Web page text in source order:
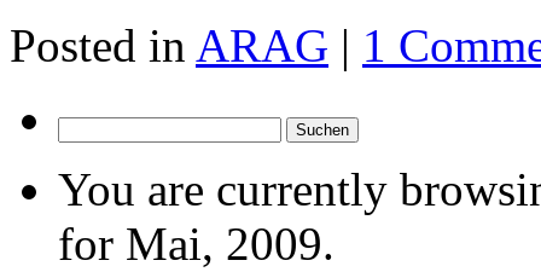
Posted in ARAG | 1
nach:
You are currently
for Mai, 2009.